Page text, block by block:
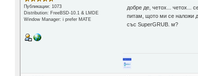
Публикации: 1073
Distribution: FreeBSD-10.1 & LMDE
Window Manager: i prefer MATE
добре де, четох... четох...
питам, щото ми се наложи
със SuperGRUB. м?